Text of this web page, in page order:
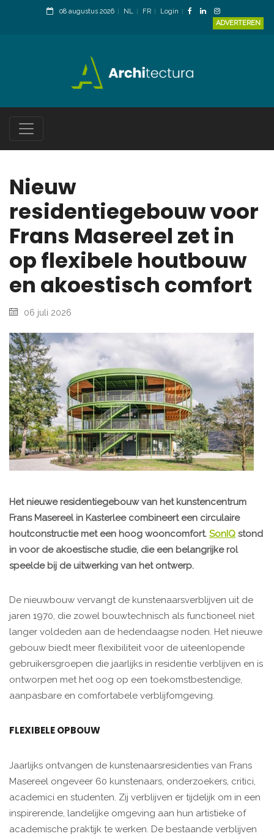
08 augustus 2026 NL FR
Login
ADVERTEREN
Nieuw
residentiegebouw voor
Frans Masereel zet in
op flexibele houtbouw
en akoestisch comfort
06 juli 2026
Het nieuwe residentiegebouw van het kunstencentrum
Frans Masereel in Kasterlee combineert een circulaire
houtconstructie met een hoog wooncomfort. SonIQ stond
in voor de akoestische studie, die een belangrijke rol
speelde bij de uitwerking van het ontwerp.
De nieuwbouw vervangt de kunstenaarsverblijven uit de
jaren 1970, die zowel bouwtechnisch als functioneel niet
langer voldeden aan de hedendaagse noden. Het nieuwe
gebouw biedt meer flexibiliteit voor de uiteenlopende
gebruikersgroepen die jaarlijks in residentie verblijven en is
ontworpen met het oog op een toekomstbestendige,
aanpasbare en comfortabele verblijfomgeving.
FLEXIBELE OPBOUW
Jaarlijks ontvangen de kunstenaarsresidenties van Frans
Masereel ongeveer 60 kunstenaars, onderzoekers, critici,
academici en studenten. Zij verblijven er tijdelijk om in een
inspirerende, landelijke omgeving aan hun artistieke of
academische praktijk te werken. De bestaande verblijven